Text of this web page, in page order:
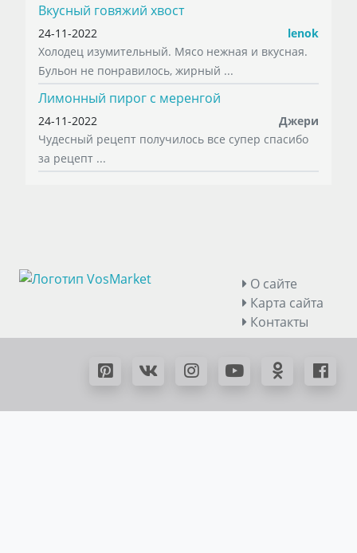
Вкусный говяжий хвост
24-11-2022
lenok
Холодец изумительный. Мясо нежная и вкусная.
Бульон не понравилось, жирный ...
Лимонный пирог с меренгой
24-11-2022
Джери
Чудесный рецепт получилось все супер спасибо
за рецепт ...
О сайте
Карта сайта
Контакты